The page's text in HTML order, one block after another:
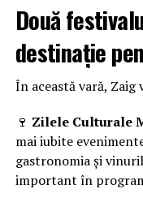
Două
destinație
În această vară,
🍷 Zilele Culturale
mai iubite
gastronomia și
important în